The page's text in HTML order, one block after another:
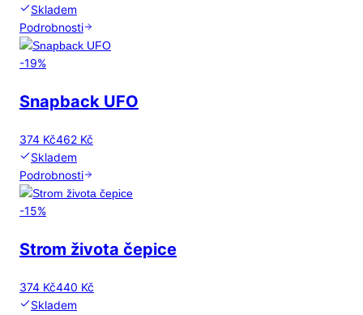
Skladem
Podrobnosti
-19%
Snapback UFO
374 Kč462 Kč
Skladem
Podrobnosti
-15%
Strom života čepice
374 Kč440 Kč
Skladem